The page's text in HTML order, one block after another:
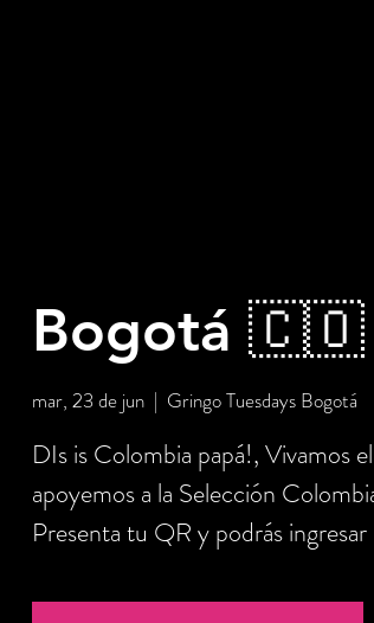
Bogotá 🇨🇴
mar, 23 de jun
  |
Gringo Tuesdays Bogotá
DIs is Colombia papá!, Vivamos
apoyemos a la Selección
Presenta tu QR y podrás